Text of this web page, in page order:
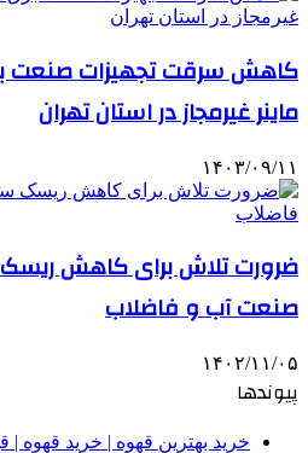
ماینر غیرمجاز در استان تهران
۱۴۰۳/۰۹/۱۱
ضرورت تلاش برای کاهش ریسک
صنعت آب و فاضلاب
۱۴۰۲/۱۱/۰۵
پیوندها
خرید بهترین قهوه | خرید قهوه |